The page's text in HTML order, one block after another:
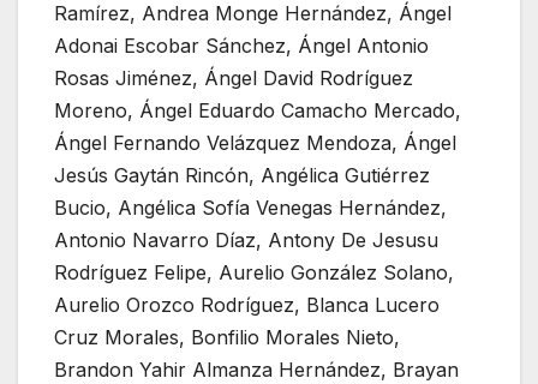
Ramírez, Andrea Monge Hernández, Ángel
Adonai Escobar Sánchez, Ángel Antonio
Rosas Jiménez, Ángel David Rodríguez
Moreno, Ángel Eduardo Camacho Mercado,
Ángel Fernando Velázquez Mendoza, Ángel
Jesús Gaytán Rincón, Angélica Gutiérrez
Bucio, Angélica Sofía Venegas Hernández,
Antonio Navarro Díaz, Antony De Jesusu
Rodríguez Felipe, Aurelio González Solano,
Aurelio Orozco Rodríguez, Blanca Lucero
Cruz Morales, Bonfilio Morales Nieto,
Brandon Yahir Almanza Hernández, Brayan